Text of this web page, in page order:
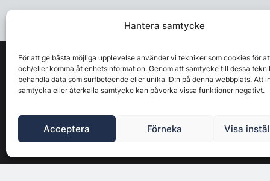
Hantera samtycke
För att ge bästa möjliga upplevelse använder vi tekniker som cookies för
och/eller komma åt enhetsinformation. Genom att samtycke till dessa
behandla data som surfbeteende eller unika ID:n på denna webbplats. Att
samtycka eller återkalla samtycke kan påverka vissa funktioner negativt.
Acceptera Förneka Visa